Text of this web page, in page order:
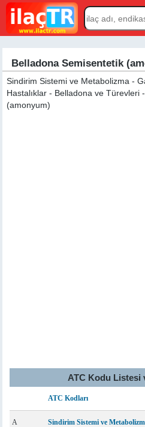
Belladona Semisentetik
Sindirim Sistemi ve Metabolizma -
Hastalıklar - Belladona ve Türevleri
(amonyum)
ATC Kodu Listesi
ATC Kodları
A Sindirim Sistemi ve